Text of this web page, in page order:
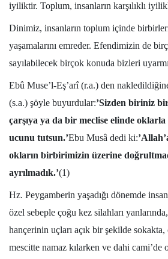
iyiliktir. Toplum, insanların karşılıklı
Dinimiz, insanların toplum içinde
yaşamalarını emreder. Efendimizin de
sayılabilecek birçok konuda bizleri
Ebû Muse’l-Eş’arî (r.a.) den
(s.a.) şöyle buyurdular:’Sizden biriniz
çarşıya ya da bir meclise elinde oklarla
ucunu tutsun.’Ebu Musâ dedi ki:
okların birbirimizin üzerine
ayrılmadık.’(1)
Hz. Peygamberin yaşadığı dönemde
özel sebeple çoğu kez silahları
hançerinin uçları açık bir şekilde sokakta,
mescitte namaz kılarken ve dahi cami’de